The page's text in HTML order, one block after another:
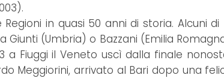
in quasi 50 anni di storia. Alcuni
(Umbria) o Bazzani (Emilia
Fiuggi il Veneto uscì dalla finale
Meggiorini, arrivato al Bari dopo una